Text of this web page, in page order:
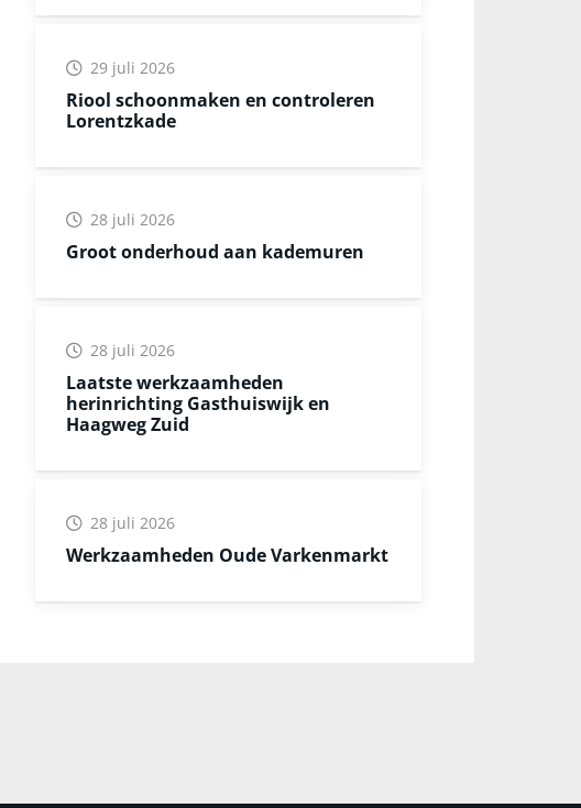
Riool schoonmaken en controleren
Lorentzkade
29 juli 2026
Groot onderhoud aan kademuren
28 juli 2026
Laatste werkzaamheden
herinrichting Gasthuiswijk en
Haagweg Zuid
28 juli 2026
Werkzaamheden Oude Varkenmarkt
28 juli 2026